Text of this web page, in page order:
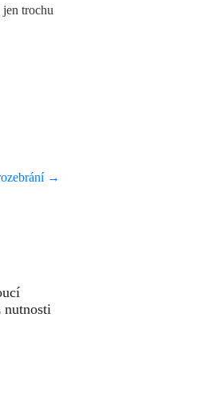
trochu
→
nutnosti